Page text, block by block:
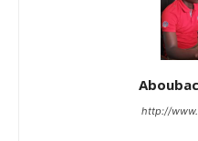
http://